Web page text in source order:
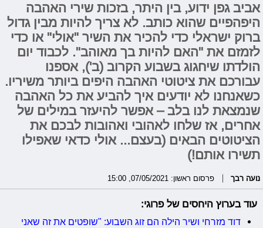
אביב גפן ידוע, בין היתר, בזכות שירי האהבה
היפהפיים שהוא כותב. לא צריך להיות מבין גדול
ברוק ישראלי כדי להכיר את השיר "אולי" או כדי
לזמזם את "האם להיות בך מאוהב". לכבוד יום
הולדתו שיחגוג בשבוע הקרוב (ב'), אספנו
עבורכם את ציטוטי האהבה היפים ביותר משיריו.
כשאנחנו לא יודעים איך להביע את כל האהבה
שנמצאת לנו בלב – אפשר להיעזר במילים של
אחרים, אז שלחו לאהובי ואהובות לבכם את
הציטוטים הבאים (בעצם... אולי כדאי שאפילו
תשירו אותם!)
נועה רבך פרסום ראשון: 07/05/2021, 15:00
עוד בערוץ היחסים של פרוגי:
דוד מזרחי ושיר הילה הם זוג השבוע: "שופטים את זה שאני